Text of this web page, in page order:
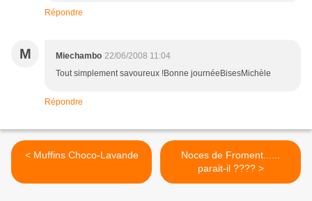
Répondre
M Miechambo 22/06/2008 11:04
Tout simplement savoureux !Bonne journéeBisesMichèle
Répondre
< Muffins Choco-Lavande
Noces de Froment......
parait-il ???? >